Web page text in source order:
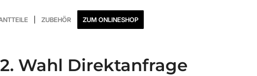
ZUBEHÖR ZUM ONLINESHOP
Wahl Direktanfrage